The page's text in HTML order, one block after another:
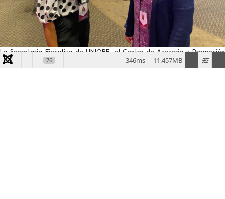
La Secretaría Ejecutiva de UNIORE, el Centro de Asesoría y Promoción
Electoral (IIDH/CAPEL), fue representada por su coordinadora Sofía
Vincenzi y la asesora internacional Tasheena Obando.
76 11.457MB
346ms